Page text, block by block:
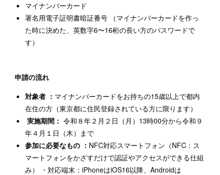
マイナンバーカード
署名用電子証明書暗証番号 （マイナンバーカードを作っ
た時に決めた、英数字6〜16桁の長い方のパスワードで
す）
申請の流れ
対象者 ： マイナンバーカードをお持ちの15歳以上で都内
在住の方（東京都に住民登録されている方に限ります）
実施期間： 令和８年２月２日（月）13時00分から令和９
年４月１日（木）まで
参加に必要なもの ： NFC対応スマートフォン（NFC：ス
マートフォンをかざすだけで認証やアクセスができる仕組
み） ・対応端末：iPhoneはiOS16以降、Androidは